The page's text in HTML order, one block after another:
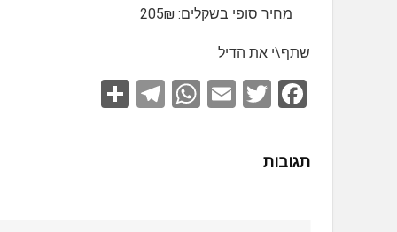
מחיר סופי בשקלים: 205₪
שתף\י את הדיל
F
ce
b
T
E
W
T
תגובות